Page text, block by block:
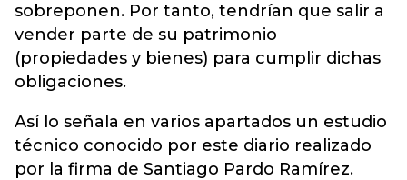
sobreponen. Por tanto, tendrían que salir a
vender parte de su patrimonio
(propiedades y bienes) para cumplir dichas
obligaciones.
Así lo señala en varios apartados un estudio
técnico conocido por este diario realizado
por la firma de Santiago Pardo Ramírez.